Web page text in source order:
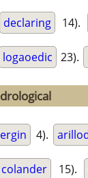
declaring 14).
logaoedic 23).
4).
colander 15).